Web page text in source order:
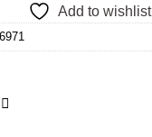
Add to wishlist